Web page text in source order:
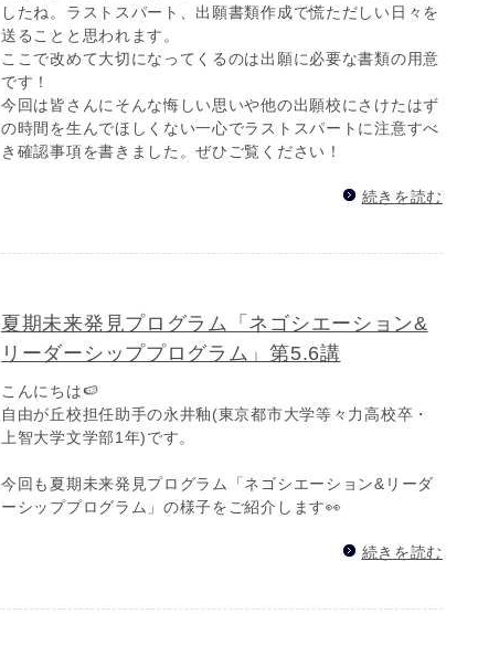
したね。ラストスパート、出願書類作成で慌ただしい日々を
送ることと思われます。
ここで改めて大切になってくるのは出願に必要な書類の用意
です！
今回は皆さんにそんな悔しい思いや他の出願校にさけたはず
の時間を生んでほしくない一心でラストスパートに注意すべ
き確認事項を書きました。ぜひご覧ください！
続きを読む
夏期未来発見プログラム「ネゴシエーション&
リーダーシッププログラム」第5.6講
こんにちは🍉
自由が丘校担任助手の永井釉(東京都市大学等々力高校卒・
上智大学文学部1年)です。
今回も夏期未来発見プログラム「ネゴシエーション&リーダ
ーシッププログラム」の様子をご紹介します👀
続きを読む